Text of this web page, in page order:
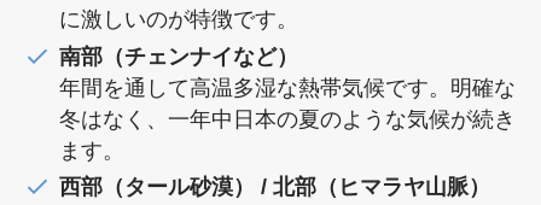
に激しいのが特徴です。
南部（チェンナイなど）
年間を通して高温多湿な熱帯気候です。明確な
冬はなく、一年中日本の夏のような気候が続き
ます。
西部（タール砂漠） / 北部（ヒマラヤ山脈）